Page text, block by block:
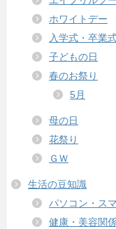
ホワイトデー
入学式・卒業
子どもの日
春のお祭り
5月
母の日
花祭り
ＧＷ
生活の豆知識
パソコン・ス
健康・美容関